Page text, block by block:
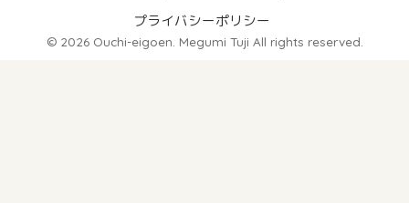
プライバシーポリシー
© 2026 Ouchi-eigoen. Megumi Tuji All rights reserved.